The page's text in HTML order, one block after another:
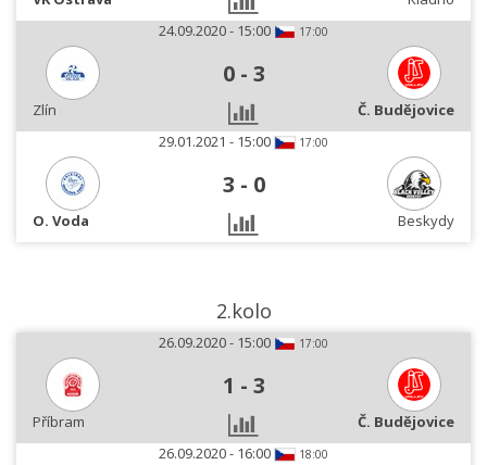
24.09.2020 - 15:00
17:00
0 - 3
Zlín
Č. Budějovice
29.01.2021 - 15:00
17:00
3 - 0
O. Voda Beskydy
2.kolo
26.09.2020 - 15:00 17:00
1 - 3
Příbram
Č. Budějovice
26.09.2020 - 16:00
18:00